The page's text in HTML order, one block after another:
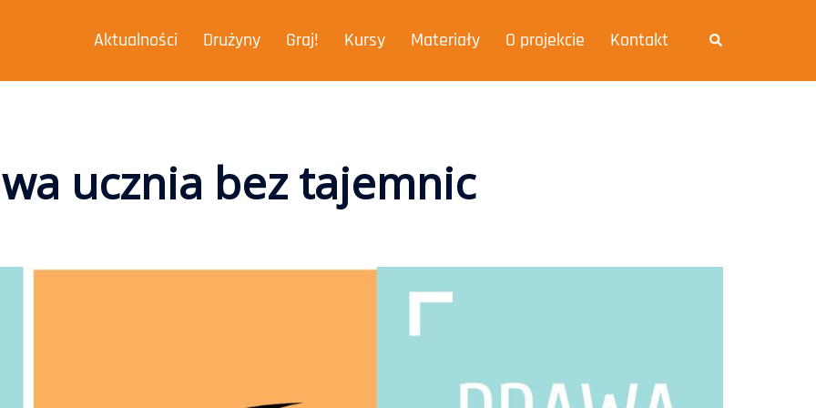
Aktualności Drużyny Graj! Kursy Materiały O projekcie Kontakt
ucznia bez tajemnic